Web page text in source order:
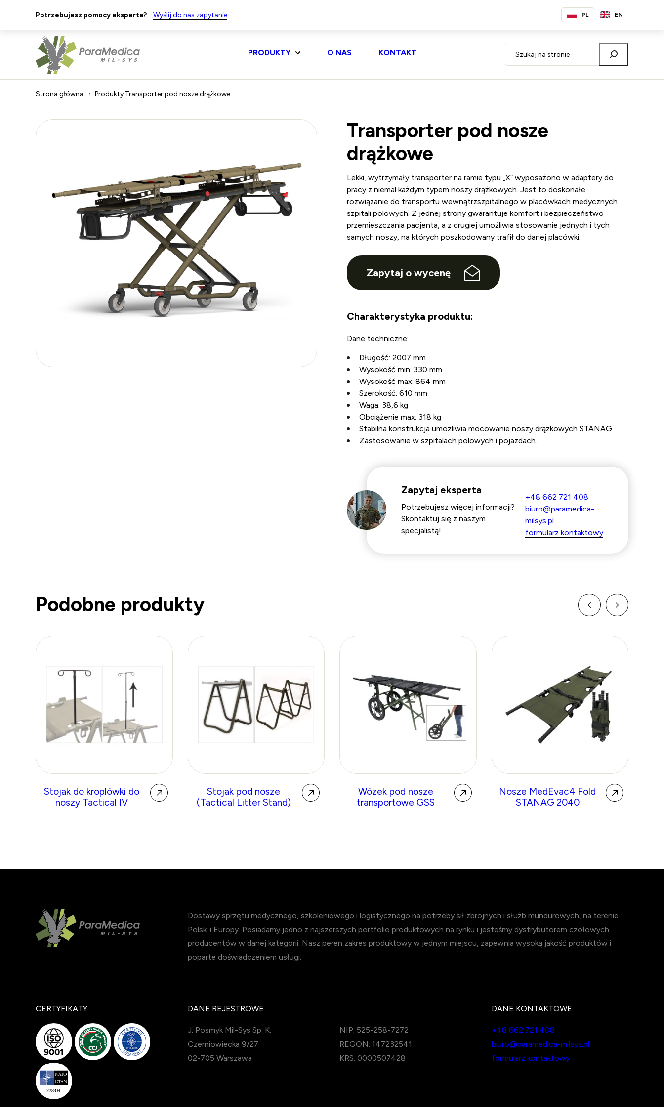
Potrzebujesz pomocy eksperta? Wyślij do nas zapytanie
PRODUKTY O NAS KONTAKT
PL EN
Strona główna Produkty Transporter pod nosze drążkowe
Transporter pod nosze
drążkowe
Lekki, wytrzymały transporter na ramie typu „X” wyposażono w adaptery do
pracy z niemal każdym typem noszy drążkowych. Jest to doskonałe
rozwiązanie do transportu wewnątrzszpitalnego w placówkach medycznych
szpitali polowych. Z jednej strony gwarantuje komfort i bezpieczeństwo
przemieszczania pacjenta, a z drugiej umożliwia stosowanie jednych i tych
samych noszy, na których poszkodowany trafił do danej placówki.
Zapytaj o wycenę
Charakterystyka produktu:
Dane techniczne:
Długość: 2007 mm
Wysokość min: 330 mm
Wysokość max: 864 mm
Szerokość: 610 mm
Waga: 38,6 kg
Obciążenie max: 318 kg
Stabilna konstrukcja umożliwia mocowanie noszy drążkowych STANAG.
Zastosowanie w szpitalach polowych i pojazdach.
Zapytaj eksperta
Potrzebujesz więcej informacji?
Skontaktuj się z naszym
specjalistą!
+48 662 721 408
biuro@paramedica-
milsys.pl
formularz kontaktowy
Podobne produkty
Stojak do kroplówki do
noszy Tactical IV
Stojak pod nosze
(Tactical Litter Stand)
Wózek pod nosze
transportowe GSS
Nosze MedEvac4 Fold
STANAG 2040
Dostawy sprzętu medycznego, szkoleniowego i logistycznego na potrzeby sił zbrojnych i służb mundurowych, na terenie
Polski i Europy. Posiadamy jedno z najszerszych portfolio produktowych na rynku i jesteśmy dystrybutorem czołowych
producentów w danej kategorii. Nasz pełen zakres produktowy w jednym miejscu, zapewnia wysoką jakość produktów i
poparte doświadczeniem usługi.
CERTYFIKATY DANE REJESTROWE
J. Posmyk Mil-Sys Sp. K.
Czerniowiecka 9/27
02-705 Warszawa
NIP: 525-258-7272
REGON: 147232541
KRS: 0000507428
DANE KONTAKTOWE
+48 662 721 408
biuro@paramedica-milsys.pl
formularz kontaktowy